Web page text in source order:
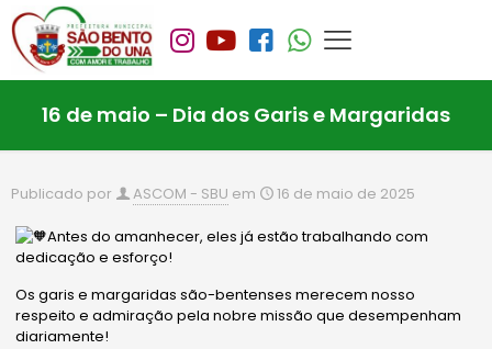
16 de maio – Dia dos Garis e Margaridas
Publicado por ASCOM - SBU em 16 de maio de 2025
Antes do amanhecer, eles já estão trabalhando com
dedicação e esforço!
Os garis e margaridas são-bentenses merecem nosso
respeito e admiração pela nobre missão quedesempenham
diariamente!